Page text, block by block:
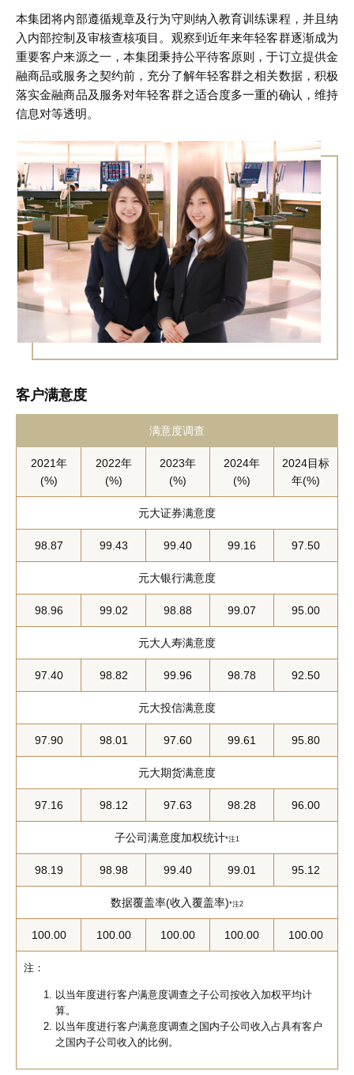
本集团将内部遵循规章及行为守则纳入教育训练课程，并且纳
入内部控制及审核查核项目。观察到近年来年轻客群逐渐成为
重要客户来源之一，本集团秉持公平待客原则，于订立提供金
融商品或服务之契约前，充分了解年轻客群之相关数据，积极
落实金融商品及服务对年轻客群之适合度多一重的确认，维持
信息对等透明。
客户满意度
满意度调查
2021年
(%)
2022年
(%)
2023年
(%)
2024年
(%)
2024目标
年(%)
元大证券满意度
98.87 99.43 99.40 99.16 97.50
元大银行满意度
98.96 99.02 98.88 99.07 95.00
元大人寿满意度
97.40 98.82 99.96 98.78 92.50
元大投信满意度
97.90 98.01 97.60 99.61 95.80
元大期货满意度
97.16 98.12 97.63 98.28 96.00
子公司满意度加权统计*注1
98.19 98.98 99.40 99.01 95.12
数据覆盖率(收入覆盖率)*注2
100.00 100.00 100.00 100.00 100.00
注：
以当年度进行客户满意度调查之子公司按收入加权平均计
算。
以当年度进行客户满意度调查之国内子公司收入占具有客户
之国内子公司收入的比例。